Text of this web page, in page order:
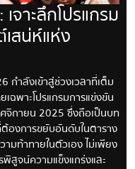
จาะลึกโปรแกรม
สน่ห์แห่ง
ำลังเข้าสู่ช่วงเวลาที่เต็ม
เฉพาะโปรแกรมการแข่งขัน
จิกายน 2025 ซึ่งถือเป็นบท
งการขยับอันดับในตาราง
มท้าทายในตัวเอง ไม่เพียง
สูจน์ความแข็งแกร่งและ